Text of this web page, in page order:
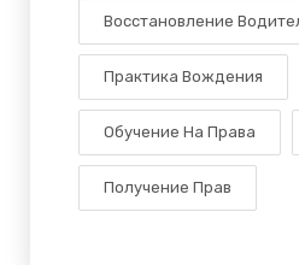
Восстановление
Практика Вождения
Обучение На Права
Получение Прав